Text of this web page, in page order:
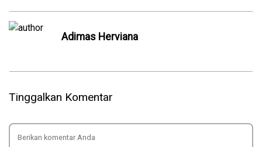
⁠Adimas Herviana
Tinggalkan Komentar